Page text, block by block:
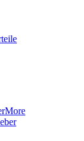
More